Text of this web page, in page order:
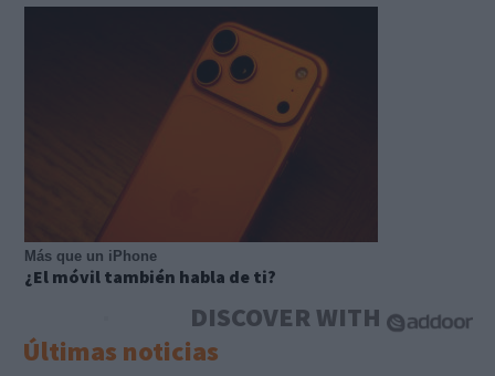
Más que un iPhone
¿El móvil también habla de ti?
DISCOVER WITH
Últimas noticias